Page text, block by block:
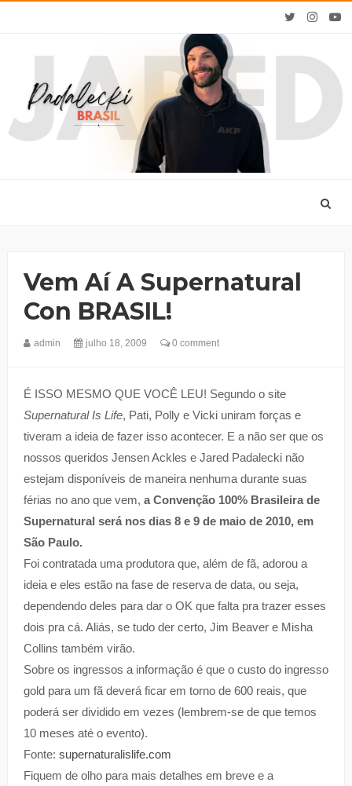
Vem Aí A Supernatural
Con BRASIL!
admin julho 18, 2009 0 comment
É ISSO MESMO QUE VOCÊ LEU! Segundo o site
Supernatural Is Life, Pati, Polly e Vicki uniram forças e
tiveram a ideia de fazer isso acontecer. E a não ser que os
nossos queridos Jensen Ackles e Jared Padalecki não
estejam disponíveis de maneira nenhuma durante suas
férias no ano que vem, a Convenção 100% Brasileira de
Supernatural será nos dias 8 e 9 de maio de 2010, em
São Paulo.
Foi contratada uma produtora que, além de fã, adorou a
ideia e eles estão na fase de reserva de data, ou seja,
dependendo deles para dar o OK que falta pra trazer esses
dois pra cá. Aliás, se tudo der certo, Jim Beaver e Misha
Collins também virão.
Sobre os ingressos a informação é que o custo do ingresso
gold para um fã deverá ficar em torno de 600 reais, que
poderá ser dividido em vezes (lembrem-se de que temos
10 meses até o evento).
Fonte: supernaturalislife.com
Fiquem de olho para mais detalhes em breve e a